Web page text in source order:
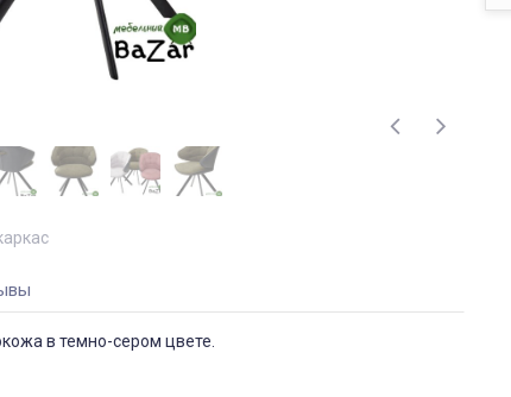
в темно-сером цвете.